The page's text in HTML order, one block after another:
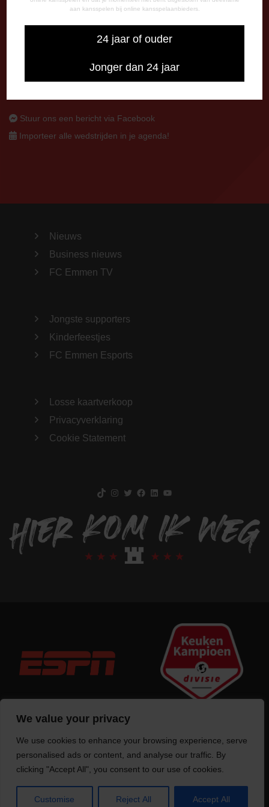
We value your privacy
We use cookies to enhance your browsing experience, serve
personalised ads or content, and analyse our traffic. By
clicking "Accept All", you consent to our use of cookies.
Customise Reject All Accept All
aan kansspelen bij online kansspelaanbieders.
24 jaar of ouder
Jonger dan 24 jaar
info@fcemmen.nl
Stuur ons een bericht via Facebook
Importeer alle wedstrijden in je agenda!
Nieuws
Business nieuws
FC Emmen TV
Jongste supporters
Kinderfeestjes
FC Emmen Esports
Losse kaartverkoop
Privacyverklaring
Cookie Statement
Trotse bouwervan deze website